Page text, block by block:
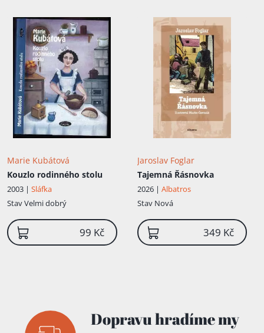
Marie Kubátová
Kouzlo rodinného stolu
2003 | Sláfka
StavVelmi dobrý
99 Kč
Jaroslav Foglar
Tajemná Řásnovka
2026 | Albatros
Stav Nová
349 Kč
Dopravu hradíme my